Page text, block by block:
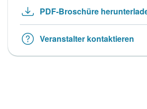
PDF-Broschüre
Veranstalter kontaktieren